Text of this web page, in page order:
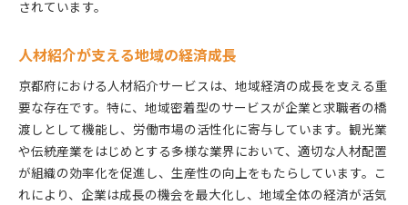
人材紹介がもたらす雇用の質の向上
ベストマッチを実現するためのオーダーメイドサ
ービス
成功するマッチングのための効果的コミュニケー
ション
企業文化に合った人材を見つける方法
されています。
人材紹介が支える地域の経済成長
京都府における人材紹介サービスは、地域経済の成長を支える重
要な存在です。特に、地域密着型のサービスが企業と求職者の橋
渡しとして機能し、労働市場の活性化に寄与しています。観光業
や伝統産業をはじめとする多様な業界において、適切な人材配置
が組織の効率化を促進し、生産性の向上をもたらしています。こ
れにより、企業は成長の機会を最大化し、地域全体の経済が活気